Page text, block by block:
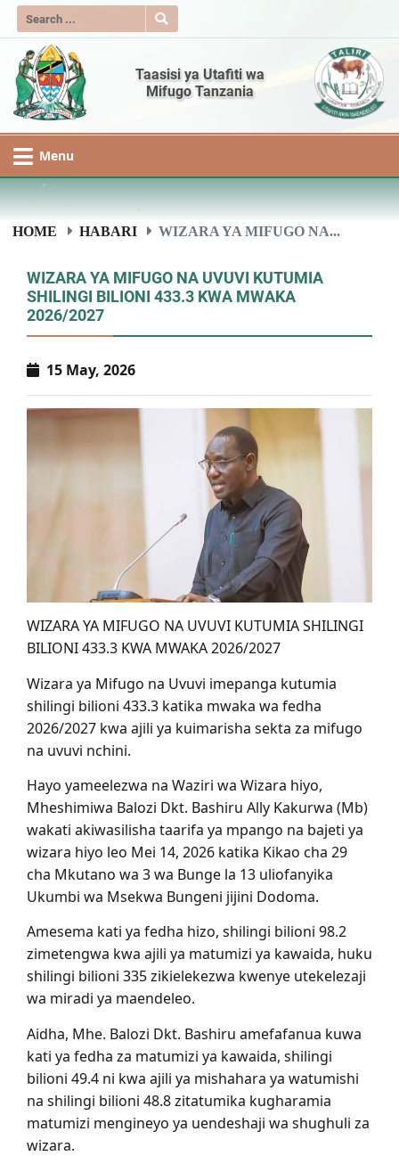
Taasisi ya Utafiti wa
Mifugo Tanzania
Menu
HOME HABARI WIZARA YA MIFUGO NA...
WIZARA YA MIFUGO NA UVUVI KUTUMIA
SHILINGI BILIONI 433.3 KWA MWAKA
2026/2027
15 May, 2026
WIZARA YA MIFUGO NA UVUVI KUTUMIA SHILINGI
BILIONI 433.3 KWA MWAKA 2026/2027
Wizara ya Mifugo na Uvuvi imepanga kutumia
shilingi bilioni 433.3 katika mwaka wa fedha
2026/2027 kwa ajili ya kuimarisha sekta za mifugo
na uvuvi nchini.
Hayo yameelezwa na Waziri wa Wizara hiyo,
Mheshimiwa Balozi Dkt. Bashiru Ally Kakurwa (Mb)
wakati akiwasilisha taarifa ya mpango na bajeti ya
wizara hiyo leo Mei 14, 2026 katika Kikao cha 29
cha Mkutano wa 3 wa Bunge la 13 uliofanyika
Ukumbi wa Msekwa Bungeni jijini Dodoma.
Amesema kati ya fedha hizo, shilingi bilioni 98.2
zimetengwa kwa ajili ya matumizi ya kawaida, huku
shilingi bilioni 335 zikielekezwa kwenye utekelezaji
wa miradi ya maendeleo.
Aidha, Mhe. Balozi Dkt. Bashiru amefafanua kuwa
kati ya fedha za matumizi ya kawaida, shilingi
bilioni 49.4 ni kwa ajili ya mishahara ya watumishi
na shilingi bilioni 48.8 zitatumika kugharamia
matumizi mengineyo ya uendeshaji wa shughuli za
wizara.